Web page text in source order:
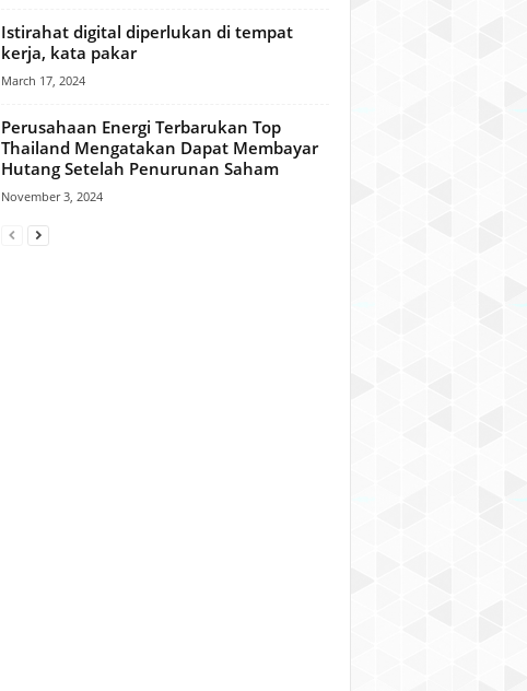
Istirahat digital diperlukan di tempat
kerja, kata pakar
March 17, 2024
Perusahaan Energi Terbarukan Top
Thailand Mengatakan Dapat Membayar
Hutang Setelah Penurunan Saham
November 3, 2024